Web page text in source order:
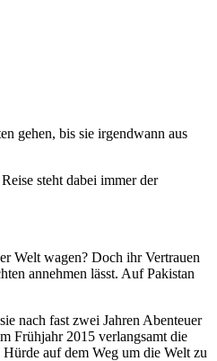
gehen, bis sie irgendwann aus
steht dabei immer der
Welt wagen? Doch ihr Vertrauen
annehmen lässt. Auf Pakistan
nach fast zwei Jahren Abenteuer
Frühjahr 2015 verlangsamt die
auf dem Weg um die Welt zu